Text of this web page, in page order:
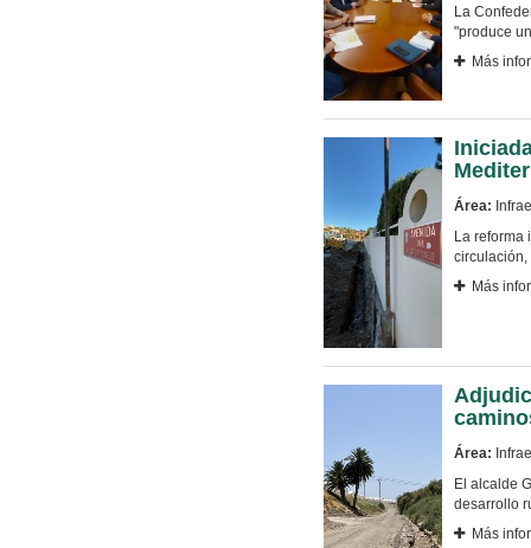
La
"produce
Más
Área:
La reforma
Más
Área:
El alcalde
desarrollo
Más